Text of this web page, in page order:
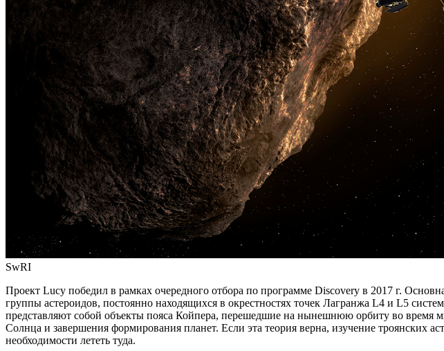
SwRI
Проект Lucy победил в рамках очередного отбора по программе Discovery в 2017 г.
группы астероидов, постоянно находящихся в окрестностях точек Лагранжа L4 и L5
представляют собой объекты пояса Койпера, перешедшие на нынешнюю орбиту во время
Солнца и завершения формирования планет. Если эта теория верна, изучение троянских
необходимости лететь туда.